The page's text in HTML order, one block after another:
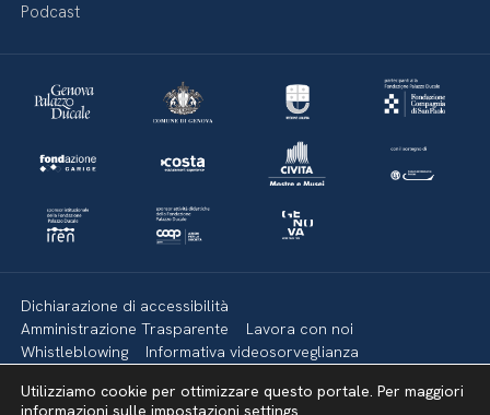
Podcast
Dichiarazione di accessibilità
Amministrazione Trasparente
Lavora con noi
Whistleblowing
Informativa videosorveglianza
Mappa del sito
Utilizziamo cookie per ottimizzare questo portale. Per maggiori
informazioni sulle impostazioni settings